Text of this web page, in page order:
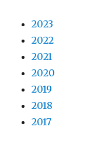
2023
2022
2021
2020
2019
2018
2017